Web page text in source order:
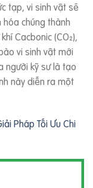
tạp, vi sinh vật sẽ
hóa chúng thành
Cacbonic (CO₂),
vi sinh vật mới
người kỹ sư là tạo
này diễn ra một
Pháp Tối Ưu Chi